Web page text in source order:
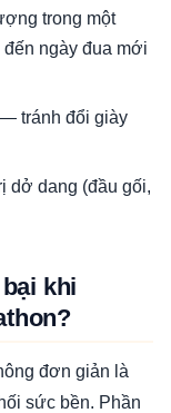
trong một
ngày đua mới
tránh đổi giày
dở dang (đầu gối,
khi
đơn giản là
sức bền. Phần